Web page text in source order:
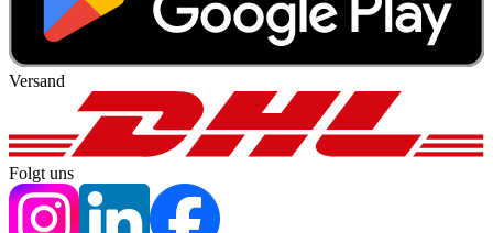
Versand
Folgt uns